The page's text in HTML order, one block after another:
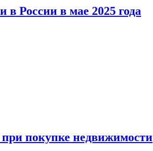
в России в мае 2025 года
покупке недвижимости